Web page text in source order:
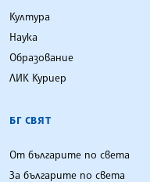
Култура
Наука
Образование
ЛИК Куриер
БГ СВЯТ
От българите по света
За българите по света